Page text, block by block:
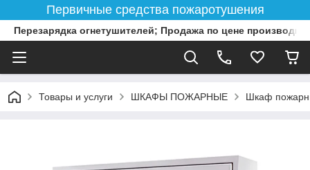
Первичные средства пожаротушения
Перезарядка огнетушителей; Продажа по цене
Товары и услуги ШКАФЫ ПОЖАРНЫЕ Шкаф